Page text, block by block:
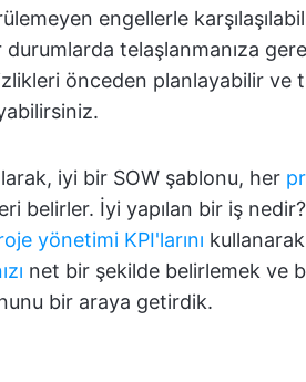
engellerle
durumlarda telaşlanmanıza
önceden planlayabilir ve
iyi bir SOW şablonu, her
belirler. İyi yapılan bir iş
yönetimi KPI'larını
net bir şekilde belirlemek ve
bir araya getirdik.